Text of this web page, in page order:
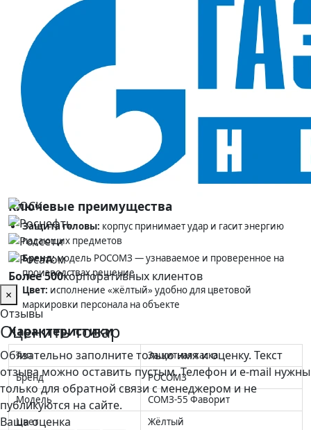
Модель — СОМЗ-55 Фаворит
Цвет — жёлтый
Каска защитная РОСОМЗ СОМЗ-55 Фаворит (жёлтый)
каска для комплектации СИЗ работника: держит удар и гасит
энергию при попадании предметов на корпус.
Назначение и сферы применения
Предназначена для строителей, монтажников, работников
промышленных предприятий, энергетики и горнодобычи, а
также для инженерно-технического персонала на площадках с
риском падения предметов.
Ключевые преимущества
Защита головы: корпус принимает удар и гасит энергию
падающих предметов
Бренд:модель РОСОМЗ — узнаваемое и проверенное на
производствах решение
Цвет: исполнение «жёлтый» удобно для цветовой
маркировки персонала на объекте
Характеристики
Тип
Защитная каска
Бренд
РОСОМЗ
Модель
СОМЗ-55 Фаворит
Цвет
Жёлтый
Более 500корпоративных клиентов
×
Отзывы
Оценить товар
Обязательно заполните только имя и оценку. Текст
отзыва можно оставить пустым. Телефон и e-mail нужны
только для обратной связи с менеджером и не
публикуются на сайте.
Ваша оценка